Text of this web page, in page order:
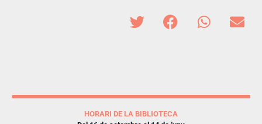
HORARI DE LA BIBLIOTECA